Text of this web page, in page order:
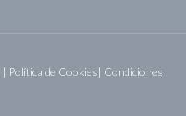
| Política de Cookies| Condiciones